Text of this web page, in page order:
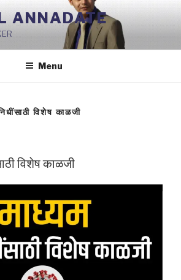
ANNADATE
Menu
विशेष काळजी
विशेष काळजी